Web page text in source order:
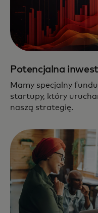
Potencjalna
Mamy specjalny
startupy, który
naszą strategię.